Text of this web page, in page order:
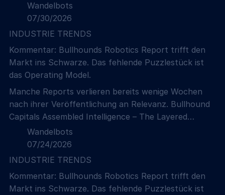
Unternehmen? Und welche
Konsequenzen ergeben
sich daraus für das
Operating Model der
Zukunft?
Wandelbots
07/30/2026
INDUSTRIE TRENDS
Kommentar: Bullhounds Robotics Report trifft den
Markt ins Schwarze. Das fehlende Puzzlestück ist
das Operating Model.
Manche Reports verlieren bereits wenige Wochen
nach ihrer Veröffentlichung an Relevanz. Bullhound
Capitals Assembled Intelligence – The Layered
Investment Case for Robotics hat das Gegenteil
bewiesen. Doch was bedeutet das konkret für
Operating Model der Zukunft?
Wandelbots
07/24/2026
INDUSTRIE TRENDS
Kommentar: Bullhounds Robotics Report trifft den
Markt ins Schwarze. Das fehlende Puzzlestück ist